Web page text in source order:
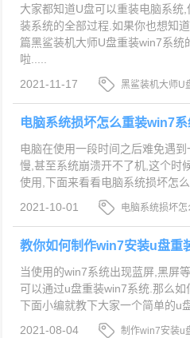
大家都知道U盘可以重装电脑系统
装系统的全部过程.如果你也想知
篇黑鲨装机大师U盘重装win7系统
啦.....
2021-11-17
黑鲨装机大师U
机大师
U盘重装
电脑系统损坏怎么重装win7
电脑在使用一段时间之后难免遇
慢,甚至系统崩溃开不了机,这个时
使用,下面来看看电脑系统损坏怎
2021-10-01
电脑系统损坏
系统
win7系统重装
教你如何制作win7安装u盘重
当使用的win7系统出现蓝屏,黑屏
可以通过u盘重装win7系统.那么
下面小编就教下大家一个简单的u
2021-08-04
制作win7安装u